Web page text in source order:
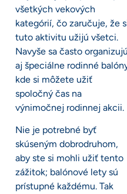
všetkých vekových
kategórií, čo zaručuje, že
tuto aktivitu užijú všetci.
Navyše sa často organizujú
aj špeciálne rodinné
kde si môžete užiť
spoločný čas na
výnimočnej rodinnej akcii.
Nie je potrebné byť
skúseným dobrodruhom,
aby ste si mohli užiť tento
zážitok; balónové lety sú
prístupné každému. Tak